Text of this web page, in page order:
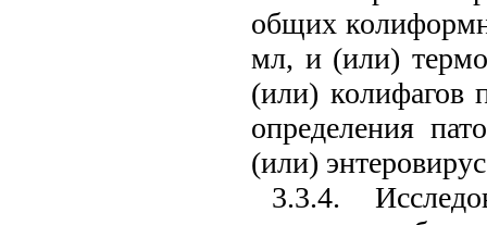
общих
мл, и (или)
(или) колифагов
определения
(или)
3.3.4.